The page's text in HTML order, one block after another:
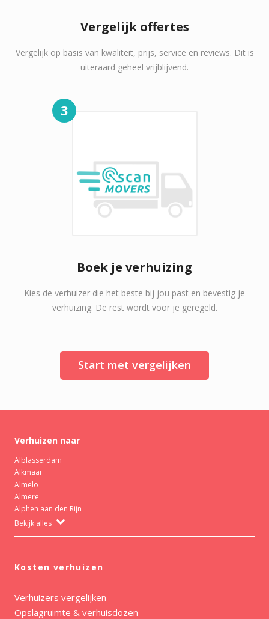
Vergelijk offertes
Vergelijk op basis van kwaliteit, prijs, service en reviews. Dit is
uiteraard geheel vrijblijvend.
3
Boek je verhuizing
Kies de verhuizer die het beste bij jou past en bevestig je
verhuizing. De rest wordt voor je geregeld.
Start met vergelijken
Verhuizen naar
Alblasserdam
Alkmaar
Almelo
Almere
Alphen aan den Rijn
Bekijk alles
Kosten verhuizen
Verhuizers vergelijken
Opslagruimte & verhuisdozen